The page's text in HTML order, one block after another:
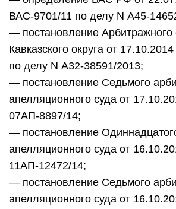
ВАС-9701/11 по делу N А45-
— постановление Арбитражного
Кавказского округа от
по делу N А32-38591/2013;
— постановление Седьмого
апелляционного суда от
07АП-8897/14;
— постановление
апелляционного суда от
11АП-12472/14;
— постановление Седьмого
апелляционного суда от